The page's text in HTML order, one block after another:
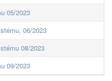
05/2023
06/2023
08/2023
09/2023